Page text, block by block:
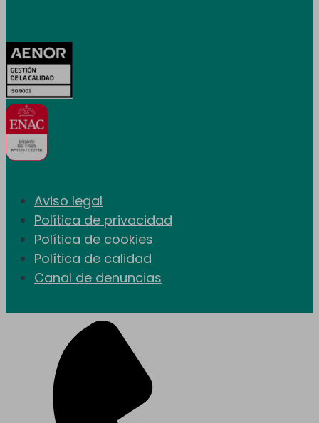
Aviso legal
Política de privacidad
Política de cookies
Política de calidad
Canal de denuncias